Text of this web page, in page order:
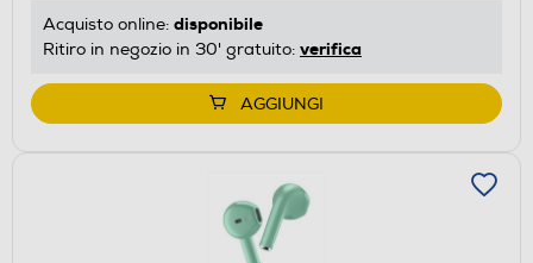
Acquisto online: disponibile
Ritiro in negozio in 30' gratuito: verifica
AGGIUNGI